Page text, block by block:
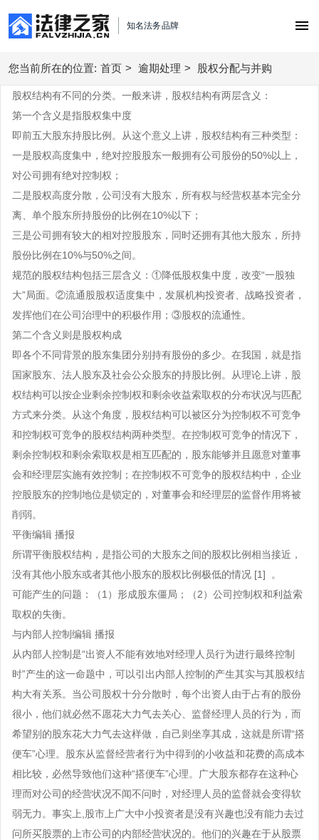
知名法务品牌
首页
合同风险管理
债权债务纠纷
股权事务管理
债务重组
股权事务
创业经营
买卖购销
私人律师
其他合同
逾期处理
法务咨询
合同定制与审核
律师函服务
债权债务管理
案件咨询
经营模式
税务筹划
商务谈判
股权架构
股权分配与并购
企业知识产权管理
企业技术合同管理
逾期解决
合同处理方案
劳动用工方案
税务筹划方案
经营模式方案
买卖合同方案
建设工程方案
借款合同方案
租赁合同方案
贸易合同方案
公司股权方案
企业知识产权方案
企业投融资方案
投资尽职调查方案
服务中心
服务中心
北京企业法律顾问
沈阳企业法律顾问
南宁企业法律顾问
福州企业法律顾问
城市支持
北京企业法律顾问
上海企业法律顾问
深圳企业法律顾问
重庆企业法律顾问
成都企业法律顾问
武汉企业法律顾问
西安企业法律顾问
郑州企业法律顾问
石家庄企业法律顾问
长沙企业法律顾问
合肥企业法律顾问
南京企业法律顾问
济南企业法律顾问
昆明企业法律顾问
贵阳企业法律顾问
法律知识
法律知识
法律培训
法律指导
深圳企业法律顾问
太原企业法律顾问
兰州企业法律顾问
海口企业法律顾问
银川企业法律顾问
呼和浩特企业法律顾问
关于法律之家
法律之家简介
荣誉资质
渠道合作
联系我们
合作
立即投放
您当前所在的位置: 首页 > 逾期处理 > 股权分配与并购
股权结构有不同的分类。一般来讲，股权结构有两层含义：
第一个含义是指股权集中度
即前五大股东持股比例。从这个意义上讲，股权结构有三种类型：
一是股权高度集中，绝对控股股东一般拥有公司股份的50%以上，
对公司拥有绝对控制权；
二是股权高度分散，公司没有大股东，所有权与经营权基本完全分
离、单个股东所持股份的比例在10%以下；
三是公司拥有较大的相对控股股东，同时还拥有其他大股东，所持
股份比例在10%与50%之间。
规范的股权结构包括三层含义：①降低股权集中度，改变“一股独
大”局面。②流通股股权适度集中，发展机构投资者、战略投资者，
发挥他们在公司治理中的积极作用；③股权的流通性。
第二个含义则是股权构成
即各个不同背景的股东集团分别持有股份的多少。在我国，就是指
国家股东、法人股东及社会公众股东的持股比例。从理论上讲，股
权结构可以按企业剩余控制权和剩余收益索取权的分布状况与匹配
方式来分类。从这个角度，股权结构可以被区分为控制权不可竞争
和控制权可竞争的股权结构两种类型。在控制权可竞争的情况下，
剩余控制权和剩余索取权是相互匹配的，股东能够并且愿意对董事
会和经理层实施有效控制；在控制权不可竞争的股权结构中，企业
控股股东的控制地位是锁定的，对董事会和经理层的监督作用将被
削弱。
平衡编辑 播报
所谓平衡股权结构，是指公司的大股东之间的股权比例相当接近，
没有其他小股东或者其他小股东的股权比例极低的情况 [1] 。
可能产生的问题：（1）形成股东僵局；（2）公司控制权和利益索
取权的失衡。
与内部人控制编辑 播报
从内部人控制是“出资人不能有效地对经理人员行为进行最终控制
时”产生的这一命题中，可以引出内部人控制的产生其实与其股权结
构大有关系。当公司股权十分分散时，每个出资人由于占有的股份
很小，他们就必然不愿花大力气去关心、监督经理人员的行为，而
希望别的股东花大力气去这样做，自己则坐享其成，这就是所谓“搭
便车”心理。股东从监督经营者行为中得到的小收益和花费的高成本
相比较，必然导致他们这种“搭便车”心理。广大股东都存在这种心
理而对公司的经营状况不闻不问时，对经理人员的监督就会变得软
弱无力。事实上,股市上广大中小投资者是没有兴趣也没有能力去过
问所买股票的上市公司的内部经营状况的。他们的兴趣在于从股票